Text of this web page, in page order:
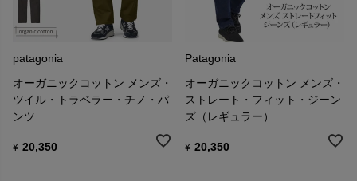
結果、品質には影響なく素材感が向上し、なによりも農業に対する
姿勢を大きく変える刺激となりました。
パタゴニアのオーガニックプログラムでは、何百人もの社員がコッ
トン畑を見学し、農薬使用の危険性とオーガニック栽培の有益性を
自分たちの目で確認しています。
patagonia
オーガニックコットン メンズ・
ツイル・トラベラー・チノ・パ
ンツ
¥ 20,350
Patagonia
オーガニックコットン メンズ・
ストレート・フィット・ジーン
ズ（レギュラー）
¥ 20,350